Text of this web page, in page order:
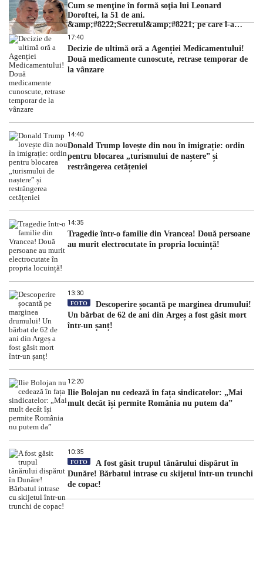
Cum se menţine în formă soţia lui Leonard
Doroftei, la 51 de ani.
&amp;#8222;Secretul&amp;#8221; pe care l-a
dezvăluit
17:40
Decizie de ultimă oră a Agenției Medicamentului!
Două medicamente cunoscute, retrase temporar de
la vânzare
14:40
Donald Trump lovește din nou în imigrație: ordin
pentru blocarea „turismului de naștere” și
restrângerea cetățeniei
14:35
Tragedie într-o familie din Vrancea! Două persoane
au murit electrocutate în propria locuință!
13:30
FOTO
Descoperire șocantă pe marginea drumului!
Un bărbat de 62 de ani din Argeș a fost găsit mort
într-un șanț!
12:20
Ilie Bolojan nu cedează în fața sindicatelor: „Mai
mult decât își permite România nu putem da”
10:35
FOTO
A fost găsit trupul tânărului dispărut în
Dunăre! Bărbatul intrase cu skijetul într-un trunchi
de copac!